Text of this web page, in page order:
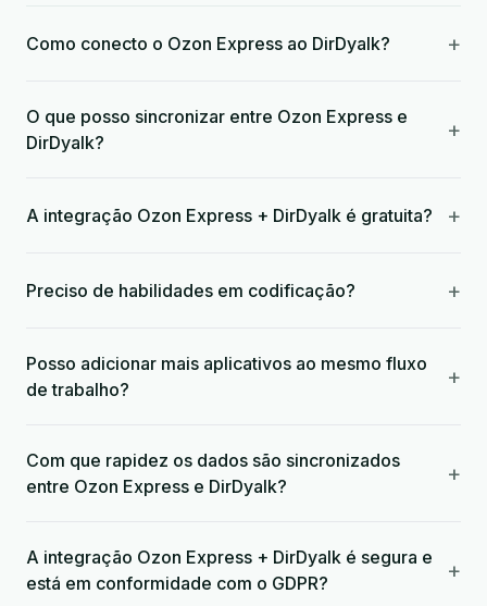
Como conecto o Ozon Express ao DirDyalk? +
O que posso sincronizar entre Ozon Express e
DirDyalk?
+
A integração Ozon Express + DirDyalk é gratuita? +
Preciso de habilidades em codificação? +
Posso adicionar mais aplicativos ao mesmo fluxo
de trabalho?
+
Com que rapidez os dados são sincronizados
entre Ozon Express e DirDyalk?
+
A integração Ozon Express + DirDyalk é segura e
está em conformidade com o GDPR?
+